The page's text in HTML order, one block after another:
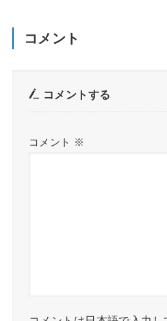
コメント
コメントする
コメント ※